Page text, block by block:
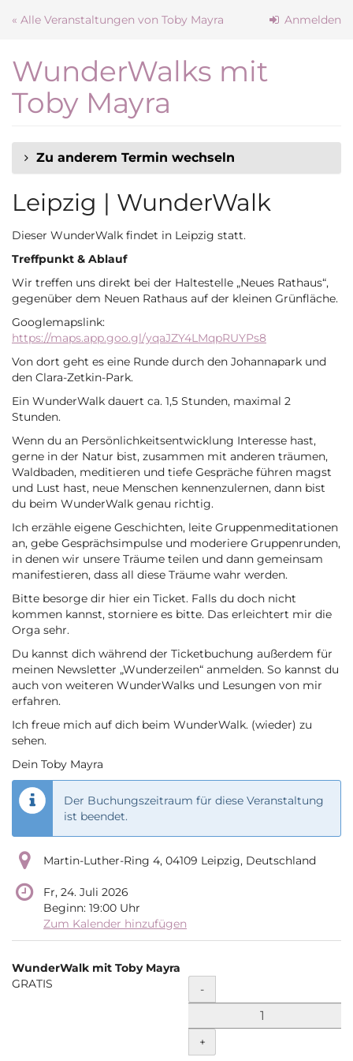
Zum
springen
Anmelden
« Alle Veranstaltungen von Toby Mayra
WunderWalks mit
Toby Mayra
Zu anderem Termin wechseln
Leipzig | WunderWalk
Dieser WunderWalk findet in Leipzig statt.
Treffpunkt & Ablauf
Wir treffen uns direkt bei der Haltestelle „Neues Rathaus“,
gegenüber dem Neuen Rathaus auf der kleinen Grünfläche.
Googlemapslink:
https://maps.app.goo.gl/yqaJZY4LMqpRUYPs8
Von dort geht es eine Runde durch den Johannapark und
den Clara-Zetkin-Park.
Ein WunderWalk dauert ca. 1,5 Stunden, maximal 2
Stunden.
Wenn du an Persönlichkeitsentwicklung Interesse hast,
gerne in der Natur bist, zusammen mit anderen träumen,
Waldbaden, meditieren und tiefe Gespräche führen magst
und Lust hast, neue Menschen kennenzulernen, dann bist
du beim WunderWalk genau richtig.
Ich erzähle eigene Geschichten, leite Gruppenmeditationen
an, gebe Gesprächsimpulse und moderiere Gruppenrunden,
in denen wir unsere Träume teilen und dann gemeinsam
manifestieren, dass all diese Träume wahr werden.
Bitte besorge dir hier ein Ticket. Falls du doch nicht
kommen kannst, storniere es bitte. Das erleichtert mir die
Orga sehr.
Du kannst dich während der Ticketbuchung außerdem für
meinen Newsletter „Wunderzeilen“ anmelden. So kannst du
auch von weiteren WunderWalks und Lesungen von mir
erfahren.
Ich freue mich auf dich beim WunderWalk. (wieder) zu
sehen.
Dein Toby Mayra
Der Buchungszeitraum für diese Veranstaltung
ist beendet.
Martin-Luther-Ring 4, 04109 Leipzig, Deutschland
Fr, 24. Juli 2026
Beginn: 19:00 Uhr
Zum Kalender hinzufügen
Unkategorisierte
WunderWalk mit Toby Mayra
GRATIS
Menge
-
+